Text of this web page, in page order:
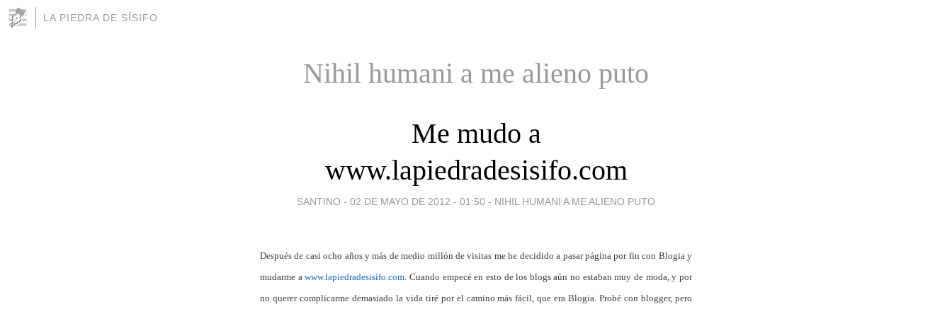
LA PIEDRA DE SÍSIFO
Nihil humani a me alieno puto
Me mudo a
www.lapiedradesisifo.com
SANTINO - 02 DE MAYO DE 2012 - 01:50 - NIHIL HUMANI A ME ALIENO PUTO
Después de casi ocho años y más de medio millón de visitas me he decidido a pasar página por fin con Blogia y
mudarme awww.lapiedradesisifo.com . Cuando empecé en esto de los blogs aún no estaban muy de moda, y por
no querer complicarme demasiado la vida tiré por el camino más fácil, que era Blogia. Probé con blogger, pero